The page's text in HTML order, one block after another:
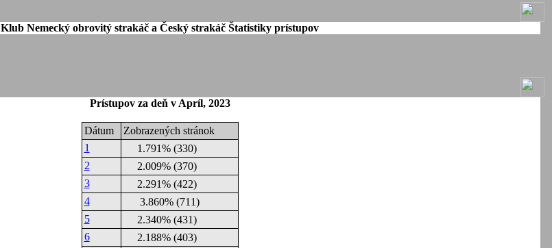
Klub Nemecký obrovitý strakáč a Český strakáč Štatistiky prístupov
Prístupov za deň v Apríl, 2023
Dátum
Zobrazených stránok
1
1.791% (330)
2
2.009% (370)
3
2.291% (422)
4
3.860% (711)
5
2.340% (431)
6
2.188% (403)